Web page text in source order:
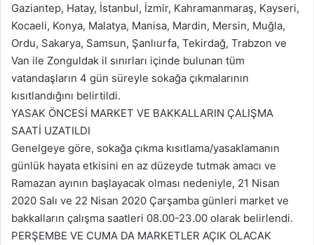
Gaziantep, Hatay, İstanbul, İzmir, Kahramanmaraş, Kayseri,
Kocaeli, Konya, Malatya, Manisa, Mardin, Mersin, Muğla,
Ordu, Sakarya, Samsun, Şanlıurfa, Tekirdağ, Trabzon ve
Van ile Zonguldak il sınırları içinde bulunan tüm
vatandaşların 4 gün süreyle sokağa çıkmalarının
kısıtlandığını belirtildi.
YASAK ÖNCESİ MARKET VE BAKKALLARIN ÇALIŞMA
SAATİ UZATILDI
Genelgeye göre, sokağa çıkma kısıtlama/yasaklamanın
günlük hayata etkisini en az düzeyde tutmak amacı ve
Ramazan ayının başlayacak olması nedeniyle, 21 Nisan
2020 Salı ve 22 Nisan 2020 Çarşamba günleri market ve
bakkalların çalışma saatleri 08.00-23.00 olarak belirlendi.
PERŞEMBE VE CUMA DA MARKETLER AÇIK OLACAK